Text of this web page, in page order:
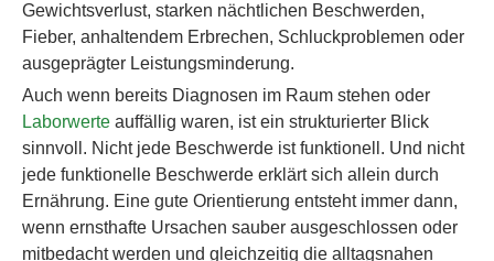
Gewichtsverlust, starken nächtlichen Beschwerden,
Fieber, anhaltendem Erbrechen, Schluckproblemen oder
ausgeprägter Leistungsminderung.
Auch wenn bereits Diagnosen im Raum stehen oder
Laborwerte auffällig waren, ist ein strukturierter Blick
sinnvoll. Nicht jede Beschwerde ist funktionell. Und nicht
jede funktionelle Beschwerde erklärt sich allein durch
Ernährung. Eine gute Orientierung entsteht immer dann,
wenn ernsthafte Ursachen sauber ausgeschlossen oder
mitbedacht werden und gleichzeitig die alltagsnahen